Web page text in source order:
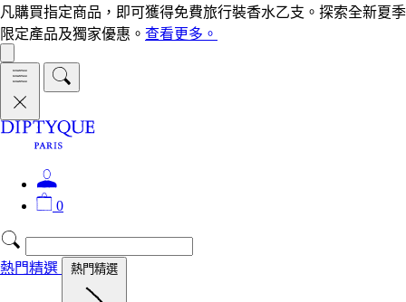
凡購買指定商品，即可獲得免費旅行裝香水乙支。探索全新夏季
限定產品及獨家優惠。 查看更多。
0
熱門精選 熱門精選